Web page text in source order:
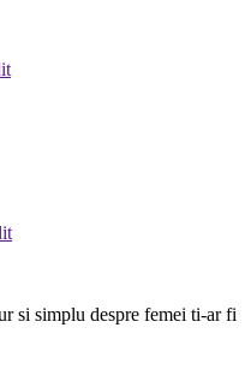
si simplu despre femei ti-ar fi